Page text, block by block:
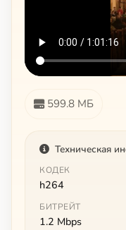
599.8 МБ
Техническая
КОДЕК
h264
БИТРЕЙТ
1.2 Mbps